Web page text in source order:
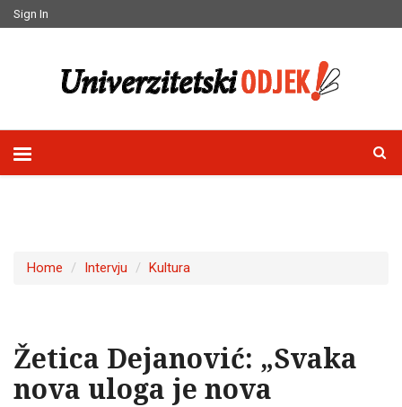
Sign In
Home Intervju Kultura
Žetica Dejanović: „Svaka
nova uloga je nova